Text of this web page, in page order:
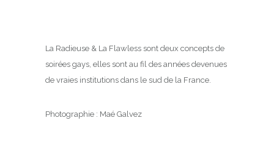
La Radieuse & La Flawless sont deux concepts de
soirées gays, elles sont au fil des années devenues
de vraies institutions dans le sud de la France.
Photographie : Maé Galvez